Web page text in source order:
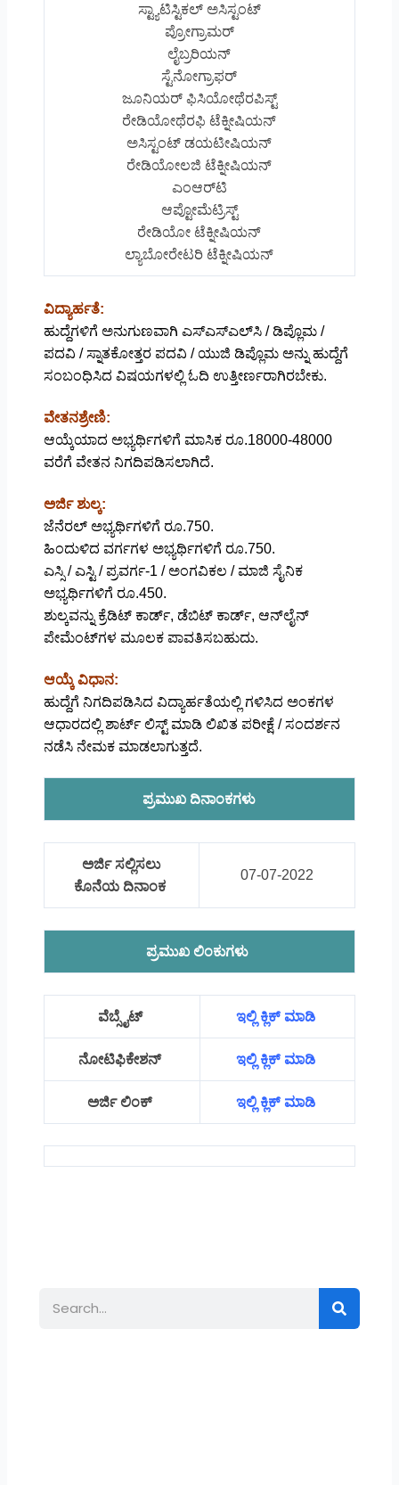
ಸ್ಟ್ಯಾಟಿಸ್ಟಿಕಲ್ ಅಸಿಸ್ಟಂಟ್
ಪ್ರೋಗ್ರಾಮರ್
ಲೈಬ್ರರಿಯನ್
ಸ್ಟೆನೋಗ್ರಾಫರ್
ಜೂನಿಯರ್ ಫಿಸಿಯೋಥೆರಪಿಸ್ಟ್‌
ರೇಡಿಯೋಥೆರಫಿ ಟೆಕ್ನೀಷಿಯನ್
ಅಸಿಸ್ಟಂಟ್ ಡಯಟೀಷಿಯನ್
ರೇಡಿಯೋಲಜಿ ಟೆಕ್ನೀಷಿಯನ್
ಎಂಆರ್‌ಟಿ
ಆಪ್ಟೋಮೆಟ್ರಿಸ್ಟ್‌
ರೇಡಿಯೋ ಟೆಕ್ನೀಷಿಯನ್
ಲ್ಯಾಬೋರೇಟರಿ ಟೆಕ್ನೀಷಿಯನ್
ವಿದ್ಯಾರ್ಹತೆ:
ಹುದ್ದೆಗಳಿಗೆ ಅನುಗುಣವಾಗಿ ಎಸ್‌ಎಸ್‌ಎಲ್‌ಸಿ / ಡಿಪ್ಲೊಮ /
ಪದವಿ / ಸ್ನಾತಕೋತ್ತರ ಪದವಿ / ಯುಜಿ ಡಿಪ್ಲೊಮ ಅನ್ನು ಹುದ್ದೆಗೆ
ಸಂಬಂಧಿಸಿದ ವಿಷಯಗಳಲ್ಲಿ ಓದಿ ಉತ್ತೀರ್ಣರಾಗಿರಬೇಕು.
ವೇತನಶ್ರೇಣಿ:
ಆಯ್ಕೆಯಾದ ಅಭ್ಯರ್ಥಿಗಳಿಗೆ ಮಾಸಿಕ ರೂ.18000-48000
ವರೆಗೆ ವೇತನ ನಿಗದಿಪಡಿಸಲಾಗಿದೆ.
ಅರ್ಜಿ ಶುಲ್ಕ:
ಜೆನೆರಲ್ ಅಭ್ಯರ್ಥಿಗಳಿಗೆ ರೂ.750.
ಹಿಂದುಳಿದ ವರ್ಗಗಳ ಅಭ್ಯರ್ಥಿಗಳಿಗೆ ರೂ.750.
ಎಸ್ಸಿ / ಎಸ್ಟಿ / ಪ್ರವರ್ಗ-1 / ಅಂಗವಿಕಲ / ಮಾಜಿ ಸೈನಿಕ
ಅಭ್ಯರ್ಥಿಗಳಿಗೆ ರೂ.450.
ಶುಲ್ಕವನ್ನು ಕ್ರೆಡಿಟ್ ಕಾರ್ಡ್‌, ಡೆಬಿಟ್‌ ಕಾರ್ಡ್‌, ಆನ್‌ಲೈನ್‌
ಪೇಮೆಂಟ್‌ಗಳ ಮೂಲಕ ಪಾವತಿಸಬಹುದು.
ಆಯ್ಕೆ ವಿಧಾನ:
ಹುದ್ದೆಗೆ ನಿಗದಿಪಡಿಸಿದ ವಿದ್ಯಾರ್ಹತೆಯಲ್ಲಿ ಗಳಿಸಿದ ಅಂಕಗಳ
ಆಧಾರದಲ್ಲಿ ಶಾರ್ಟ್‌ ಲಿಸ್ಟ್‌ ಮಾಡಿ ಲಿಖಿತ ಪರೀಕ್ಷೆ / ಸಂದರ್ಶನ
ನಡೆಸಿ ನೇಮಕ ಮಾಡಲಾಗುತ್ತದೆ.
ಪ್ರಮುಖ ದಿನಾಂಕಗಳು
ಅರ್ಜಿ ಸಲ್ಲಿಸಲು
ಕೊನೆಯ ದಿನಾಂಕ
07-07-2022
ಪ್ರಮುಖ ಲಿಂಕುಗಳು
ವೆಬ್ಸೈಟ್ ಇಲ್ಲಿ ಕ್ಲಿಕ್ ಮಾಡಿ
ನೋಟಿಫಿಕೇಶನ್ ಇಲ್ಲಿ ಕ್ಲಿಕ್ ಮಾಡಿ
ಅರ್ಜಿ ಲಿಂಕ್ ಇಲ್ಲಿ ಕ್ಲಿಕ್ ಮಾಡಿ
Search